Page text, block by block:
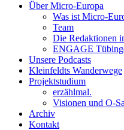
Über Micro-Europa
Was ist Micro-
Team
Die Redaktionen
ENGAGE
Unsere Podcasts
Kleinfeldts Wanderwege
Projektstudium
erzählmal.
Visionen und O-
Archiv
Kontakt